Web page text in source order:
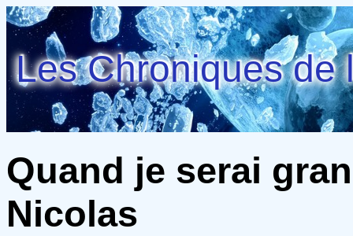
Les Chroniques de
Quand je serai
Nicolas